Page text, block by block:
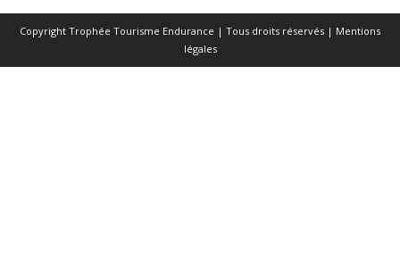
Copyright Trophée Tourisme Endurance | Tous droits réservés | Mentions
légales